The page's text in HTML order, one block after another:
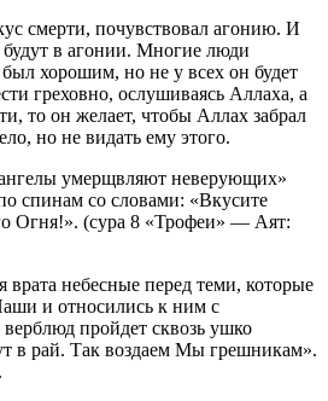
смерти, почувствовал агонию. И
в агонии. Многие люди
хорошим, но не у всех он будет
греховно, ослушиваясь Аллаха, а
то он желает, чтобы Аллах забрал
но не видать ему этого.
умерщвляют неверующих»
спинам со словами: «Вкусите
Огня!». (сура 8 «Трофеи» — Аят:
врата небесные перед теми, которые
и относились к ним с
пройдет сквозь ушко
в рай. Так воздаем Мы грешникам».